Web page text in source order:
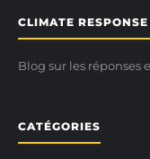
CLIMATE RESPONSE
Blog sur les réponses
CATÉGORIES